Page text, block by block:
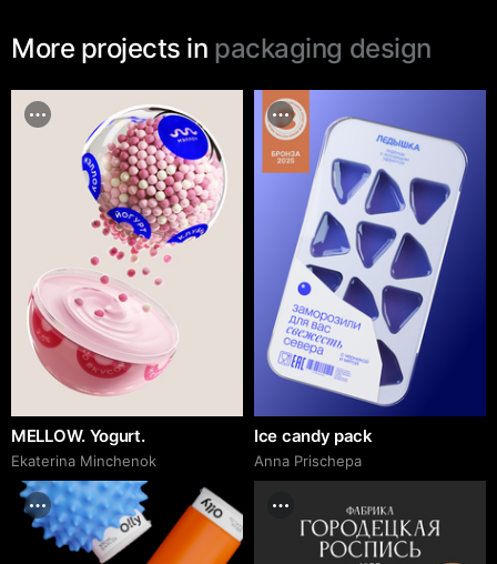
More projects in packaging design
MELLOW. Yogurt.
Ekaterina Minchenok
Ice candy pack
Anna Prischepa